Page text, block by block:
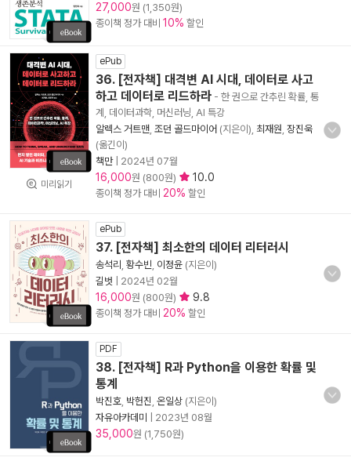
27,000원 (1,350원)
종이책 정가 대비 10% 할인
미리읽기
ePub
36. [전자책] 대격변 AI 시대, 데이터로 사고
하고 데이터로 리드하라 - 한 권으로 간추린 확률, 통
계, 데이터과학, 머신러닝, AI 특강
알렉스 거트맨 조던 골드마이어 (지은이), 최재원 장진욱
(옮긴이)
책만| 2024년 07월
16,000원 (800원) 10.0
종이책 정가 대비 20% 할인
ePub
37. [전자책] 최소한의 데이터 리터러시
송석리 황수빈 이정윤 (지은이)
길벗
2024년 02월
16,000원 (800원) 9.8
종이책 정가 대비 20% 할인
PDF
38. [전자책] R과 Python을 이용한 확률 및
통계
박진호 박헌진 온일상 (지은이)
자유아카데미
2023년 08월
35,000원 (1,750원)